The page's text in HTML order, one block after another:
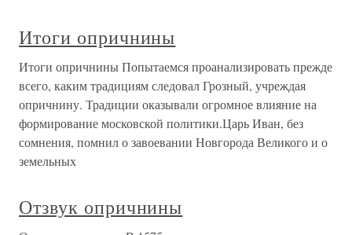
Итоги опричнины
Итоги опричнины Попытаемся проанализировать прежде
всего, каким традициям следовал Грозный, учреждая
опричнину. Традиции оказывали огромное влияние на
формирование московской политики.Царь Иван, без
сомнения, помнил о завоевании Новгорода Великого и о
земельных
Отзвук опричнины